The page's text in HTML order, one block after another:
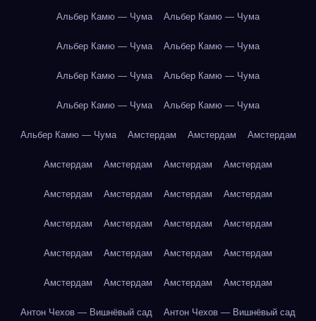
Альбер Камю — Чума Альбер Камю — Чума
Альбер Камю — Чума Альбер Камю — Чума
Альбер Камю — Чума Альбер Камю — Чума
Альбер Камю — Чума Альбер Камю — Чума
Альбер Камю — Чума Амстердам Амстердам Амстердам
Амстердам Амстердам Амстердам Амстердам
Амстердам Амстердам Амстердам Амстердам
Амстердам Амстердам Амстердам Амстердам
Амстердам Амстердам Амстердам Амстердам
Амстердам Амстердам Амстердам Амстердам
Антон Чехов — Вишнёвый сад Антон Чехов — Вишнёвый сад